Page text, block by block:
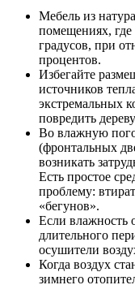
Мебель из
помещениях, где
градусов, при
процентов.
Избегайте
источников
экстремальных
повредить
Во влажную
(фронтальных
возникать
Есть простое
проблему:
«бегунов».
Если влажность
длительного
осушители
Когда воздух
зимнего